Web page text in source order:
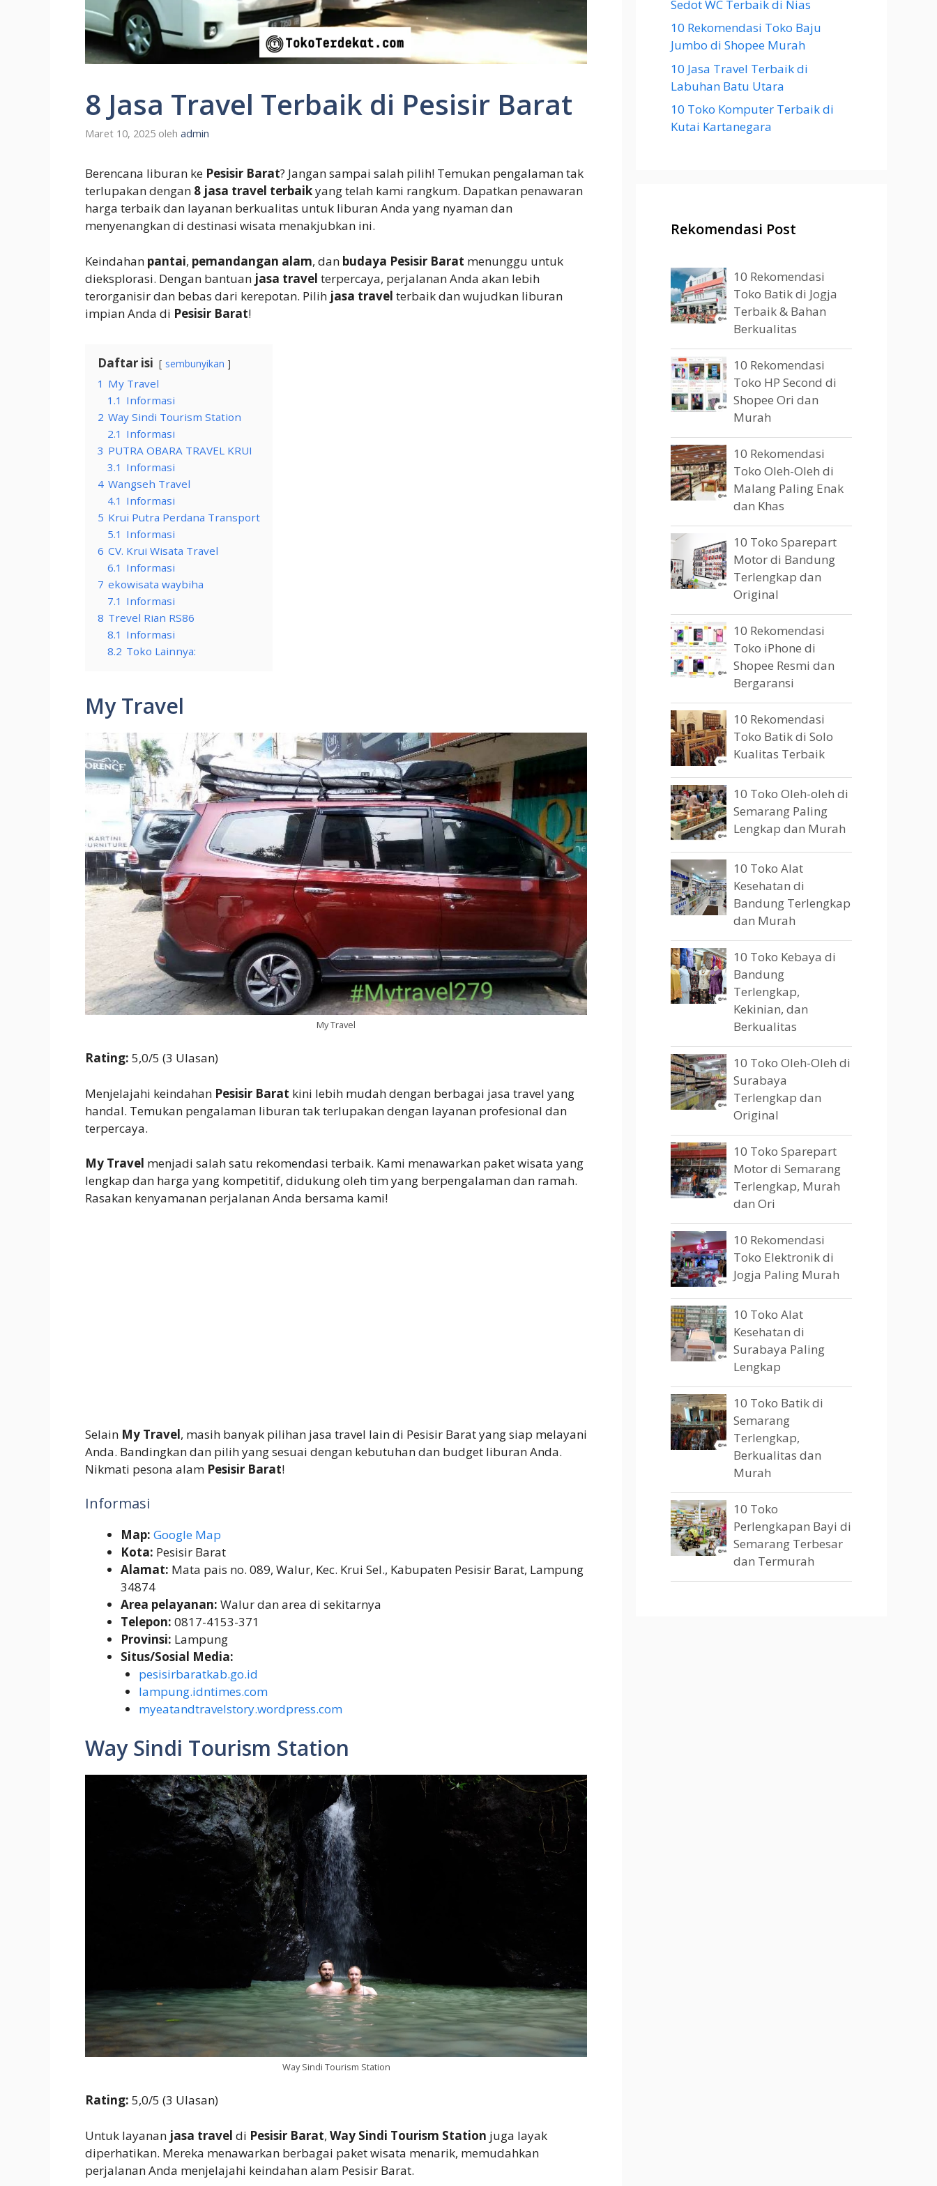
8 Jasa Travel Terbaik di Pesisir Barat
Maret 10, 2025 oleh admin
Berencana liburan ke Pesisir Barat? Jangan sampai salah pilih! Temukan pengalaman tak
terlupakan dengan 8 jasa travel terbaikyang telah kami rangkum. Dapatkan penawaran
harga terbaik dan layanan berkualitas untuk liburan Anda yang nyaman dan
menyenangkan di destinasi wisata menakjubkan ini.
Keindahan pantai, pemandangan alam, dan budaya Pesisir Barat menunggu untuk
dieksplorasi. Dengan bantuan jasa travel terpercaya, perjalanan Anda akan lebih
terorganisir dan bebas dari kerepotan. Pilih jasa travel terbaik dan wujudkan liburan
impian Anda di Pesisir Barat!
Daftar isi sembunyikan
1 My Travel
1.1 Informasi
2 Way Sindi Tourism Station
2.1 Informasi
3 PUTRA OBARA TRAVEL KRUI
3.1 Informasi
4 Wangseh Travel
4.1 Informasi
5 Krui Putra Perdana Transport
5.1 Informasi
6 CV. Krui Wisata Travel
6.1 Informasi
7 ekowisata waybiha
7.1 Informasi
8 Trevel Rian RS86
8.1 Informasi
8.2 Toko Lainnya:
My Travel
My Travel
Rating: 5,0/5 (3 Ulasan)
Menjelajahi keindahan Pesisir Barat kini lebih mudah dengan berbagai jasa travel yang
handal. Temukan pengalaman liburan tak terlupakan dengan layanan profesional dan
terpercaya.
My Travel menjadi salah satu rekomendasi terbaik. Kami menawarkan paket wisata yang
lengkap dan harga yang kompetitif, didukung oleh tim yang berpengalaman dan ramah.
Rasakan kenyamanan perjalanan Anda bersama kami!
Selain My Travel, masih banyak pilihan jasa travel lain di Pesisir Barat yang siap melayani
Anda. Bandingkan dan pilih yang sesuai dengan kebutuhan dan budget liburan Anda.
Nikmati pesona alam Pesisir Barat!
Informasi
Map: Google Map
Kota: Pesisir Barat
Alamat: Mata pais no. 089, Walur, Kec. Krui Sel., Kabupaten Pesisir Barat, Lampung
34874
Area pelayanan: Walur dan area di sekitarnya
Telepon: 0817-4153-371
Provinsi: Lampung
Situs/Sosial Media:
pesisirbaratkab.go.id
lampung.idntimes.com
myeatandtravelstory.wordpress.com
Way Sindi Tourism Station
Way Sindi Tourism Station
Rating: 5,0/5 (3 Ulasan)
Untuk layanan jasa travel di Pesisir Barat, Way Sindi Tourism Station juga layak
diperhatikan. Mereka menawarkan berbagai paket wisata menarik, memudahkan
perjalanan Anda menjelajahi keindahan alam Pesisir Barat.
Sedot WC Terbaik di Nias
10 Rekomendasi Toko Baju
Jumbo di Shopee Murah
10 Jasa Travel Terbaik di
Labuhan Batu Utara
10 Toko Komputer Terbaik di
Kutai Kartanegara
Rekomendasi Post
10 Rekomendasi
Toko Batik di Jogja
Terbaik & Bahan
Berkualitas
10 Rekomendasi
Toko HP Second di
Shopee Ori dan
Murah
10 Rekomendasi
Toko Oleh-Oleh di
Malang Paling Enak
dan Khas
10 Toko Sparepart
Motor di Bandung
Terlengkap dan
Original
10 Rekomendasi
Toko iPhone di
Shopee Resmi dan
Bergaransi
10 Rekomendasi
Toko Batik di Solo
Kualitas Terbaik
10 Toko Oleh-oleh di
Semarang Paling
Lengkap dan Murah
10 Toko Alat
Kesehatan di
Bandung Terlengkap
dan Murah
10 Toko Kebaya di
Bandung
Terlengkap,
Kekinian, dan
Berkualitas
10 Toko Oleh-Oleh di
Surabaya
Terlengkap dan
Original
10 Toko Sparepart
Motor di Semarang
Terlengkap, Murah
dan Ori
10 Rekomendasi
Toko Elektronik di
Jogja Paling Murah
10 Toko Alat
Kesehatan di
Surabaya Paling
Lengkap
10 Toko Batik di
Semarang
Terlengkap,
Berkualitas dan
Murah
10 Toko
Perlengkapan Bayi di
Semarang Terbesar
dan Termurah